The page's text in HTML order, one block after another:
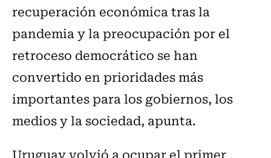
recuperación económica tras la
pandemia y la preocupación por el
retroceso democrático se han
convertido en prioridades más
importantes para los gobiernos, los
medios y la sociedad, apunta.
Uruguay volvió a ocupar el primer